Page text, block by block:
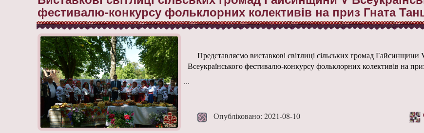
фестивалю-конкурсу фольклорних колективів на приз Гната
Представляємо виставкові світлиці сільських громад Гайсинщини
Всеукраїнського фестивалю-конкурсу фольклорних колективів на
...
Опубліковано: 2021-08-10